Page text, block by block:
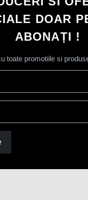
DOAR
ABONAȚI !
toate promotiile si